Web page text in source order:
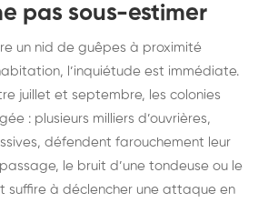
pas sous-estimer
un nid de guêpes à proximité
l’inquiétude est immédiate.
juillet et septembre, les colonies
: plusieurs milliers d’ouvrières,
défendent farouchement leur
le bruit d’une tondeuse ou le
suffire à déclencher une attaque en